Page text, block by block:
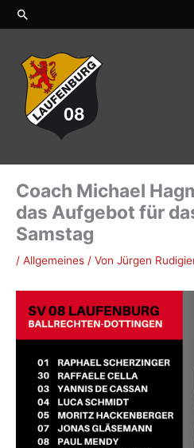
ZumSuchen
Coach Michael
das Aufgebot für
Samstag
/ Allgemeines / Von Jürgen